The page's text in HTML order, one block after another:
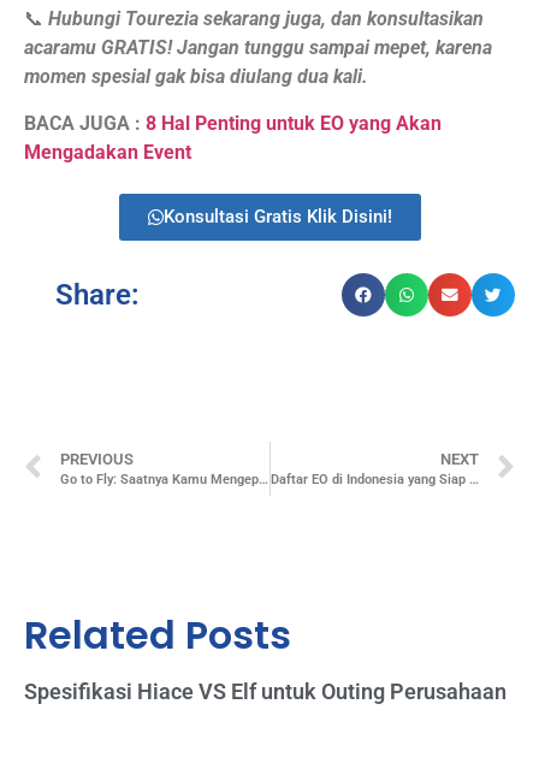
📞 Hubungi Tourezia sekarang juga, dan konsultasikan
acaramu GRATIS! Jangan tunggu sampai mepet, karena
momen spesial gak bisa diulang dua kali.
BACA JUGA : 8 Hal Penting untuk EO yang Akan
Mengadakan Event
Konsultasi Gratis Klik Disini!
Share:
PREVIOUS
Go to Fly: Saatnya Kamu Mengepakkan Sayap dan Menjelajahi Dunia Bersama Tourezia!
NEXT
Daftar EO di Indonesia yang Siap Bikin Acaramu Makin Berkesan!
Related Posts
Spesifikasi Hiace VS Elf untuk Outing Perusahaan